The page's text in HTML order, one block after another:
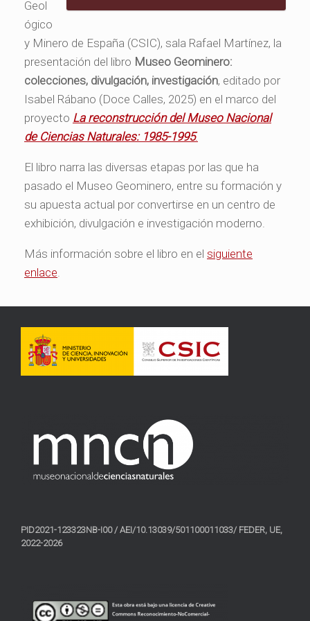
Geol
ógico
y Minero de España (CSIC), sala Rafael Martínez, la
presentación del libro Museo Geominero:
colecciones, divulgación, investigación, editado por
Isabel Rábano (Doce Calles, 2025) en el marco del
proyecto La reconstrucción del Museo Nacional
de Ciencias Naturales: 1985-1995.
El libro narra las diversas etapas por las que ha
pasado el Museo Geominero, entre su formación y
su apuesta actual por convertirse en un centro de
exhibición, divulgación e investigación moderno.
Más información sobre el libro en el siguiente
enlace
PID2021-123323NB-I00 / AEI/10.13039/501100011033/ FEDER, UE,
2022-2026